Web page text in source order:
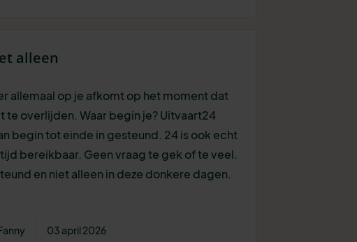
alleen
allemaal op je afkomt op het moment dat
te overlijden. Waar begin je? Uitvaart24
begin tot einde in gesteund. 24 is ook echt
bereikbaar. Geen vraag te gek of te veel.
en niet alleen in deze donkere dagen.
03 april 2026